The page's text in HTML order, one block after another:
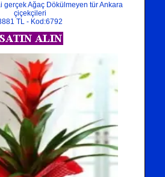
gerçek Ağaç Dökülmeyen tür Ankara
çiçekçileri
TL - Kod:6792